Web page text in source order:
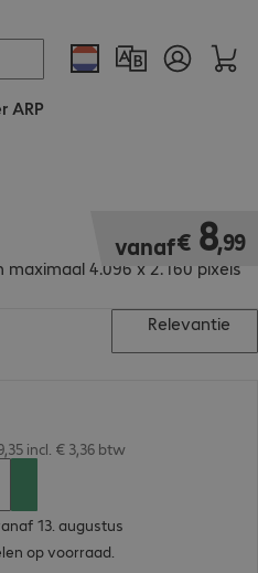
ARP
4.096 x 2.160 pixels
vanaf€ 8,99
€ 8,99
Relevantie
incl. € 3,36 btw
13. augustus
op voorraad.